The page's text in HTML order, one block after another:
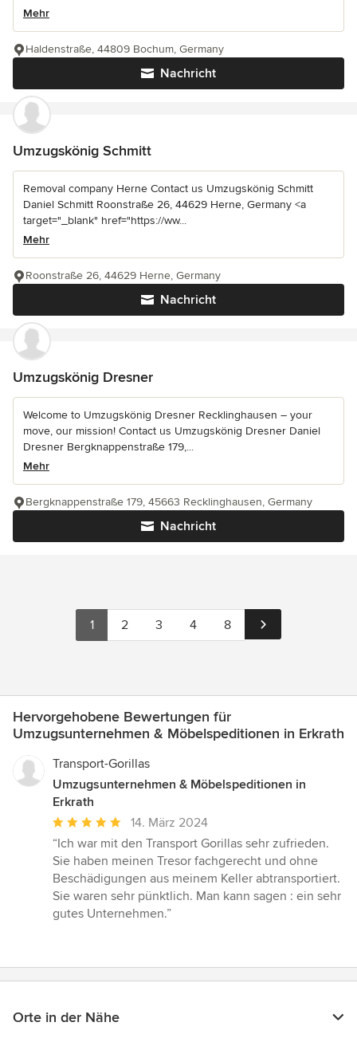
Mehr
Nachricht
Haldenstraße, 44809 Bochum, Germany
Umzugskönig Schmitt
Removal company Herne Contact us Umzugskönig Schmitt
Daniel Schmitt Roonstraße 26, 44629 Herne, Germany <a
target="_blank" href="https://ww...
Mehr
Nachricht
Roonstraße 26, 44629 Herne, Germany
Umzugskönig Dresner
Welcome to Umzugskönig Dresner Recklinghausen – your
move, our mission! Contact us Umzugskönig Dresner Daniel
Dresner Bergknappenstraße 179,...
Mehr
Nachricht
Bergknappenstraße 179, 45663 Recklinghausen, Germany
1 2 3 4 8
Hervorgehobene Bewertungen für
Umzugsunternehmen & Möbelspeditionen in Erkrath
Transport-Gorillas
Umzugsunternehmen & Möbelspeditionen in
Erkrath
Durchschnittliche
Bewertung:
5
von
5
Sternen
14. März 2024
“Ich war mit den Transport Gorillas sehr zufrieden.
Sie haben meinen Tresor fachgerecht und ohne
Beschädigungen aus meinem Keller abtransportiert.
Sie waren sehr pünktlich. Man kann sagen : ein sehr
gutes Unternehmen.”
Orte in der Nähe